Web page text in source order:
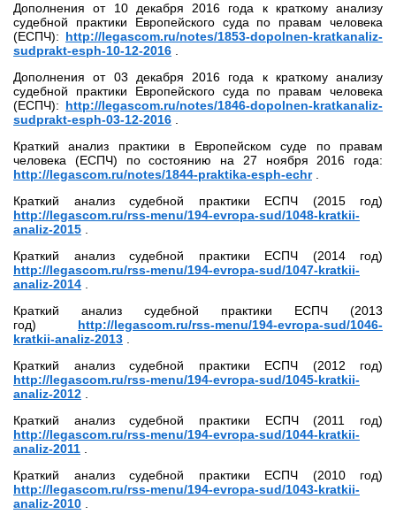
Дополнения от 10 декабря 2016 года к краткому анализу
судебной практики Европейского суда по правам человека
(ЕСПЧ): http://legascom.ru/notes/1853-dopolnen-kratkanaliz-
sudprakt-esph-10-12-2016
Дополнения от 03 декабря 2016 года к краткому анализу
судебной практики Европейского суда по правам человека
(ЕСПЧ): http://legascom.ru/notes/1846-dopolnen-kratkanaliz-
sudprakt-esph-03-12-2016
Краткий анализ практики в Европейском суде по правам
человека (ЕСПЧ) по состоянию на 27 ноября 2016 года:
http://legascom.ru/notes/1844-praktika-esph-echr.
Краткий анализ судебной практики ЕСПЧ (2015 год)
http://legascom.ru/rss-menu/194-evropa-sud/1048-kratkii-
analiz-2015
Краткий анализ судебной практики ЕСПЧ (2014 год)
http://legascom.ru/rss-menu/194-evropa-sud/1047-kratkii-
analiz-2014
Краткий анализ судебной практики ЕСПЧ (2013
год) http://legascom.ru/rss-menu/194-evropa-sud/1046-
kratkii-analiz-2013
Краткий анализ судебной практики ЕСПЧ (2012 год)
http://legascom.ru/rss-menu/194-evropa-sud/1045-kratkii-
analiz-2012
Краткий анализ судебной практики ЕСПЧ (2011 год)
http://legascom.ru/rss-menu/194-evropa-sud/1044-kratkii-
analiz-2011
Краткий анализ судебной практики ЕСПЧ (2010 год)
http://legascom.ru/rss-menu/194-evropa-sud/1043-kratkii-
analiz-2010